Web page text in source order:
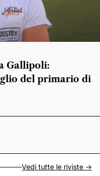
Gallipoli:
del primario di
Vedi tutte le riviste ->